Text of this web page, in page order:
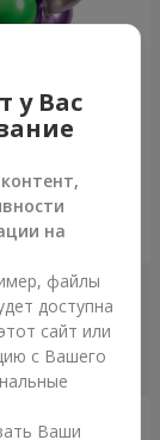
"Радужное
у Вас
на
файлы
доступна
сайт или
с Вашего
Ваши